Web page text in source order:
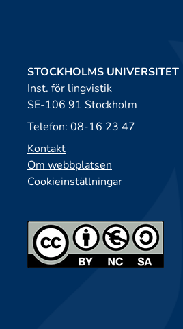
STOCKHOLMS UNIVERSITET
Inst. för lingvistik
SE-106 91 Stockholm
Telefon: 08-16 23 47
Kontakt
Om webbplatsen
Cookieinställningar